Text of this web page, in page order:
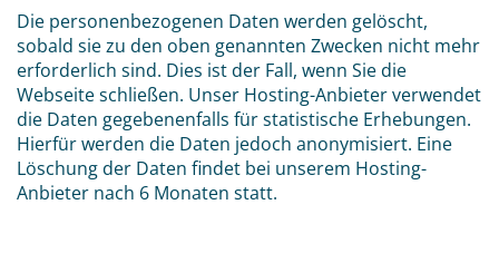
Die personenbezogenen Daten werden gelöscht,
sobald sie zu den oben genannten Zwecken nicht mehr
erforderlich sind. Dies ist der Fall, wenn Sie die
Webseite schließen. Unser Hosting-Anbieter verwendet
die Daten gegebenenfalls für statistische Erhebungen.
Hierfür werden die Daten jedoch anonymisiert. Eine
Löschung der Daten findet bei unserem Hosting-
Anbieter nach 6 Monaten statt.